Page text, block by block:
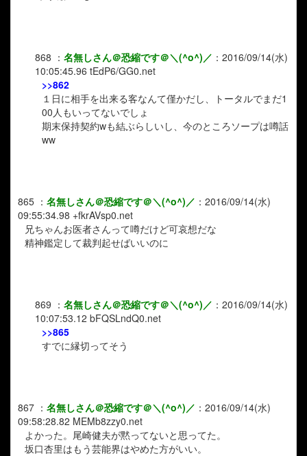
868 ： 名無しさん＠恐縮です＠＼(^o^)／ ： 2016/09/14(水)
10:05:45.96 tEdP6/GG0.net
>>862
１日に相手を出来る客なんて僅かだし、トータルでまだ1
00人もいってないでしょ
期末保持契約wも結ぶらしいし、今のところソープは噂話
ww
865 ： 名無しさん＠恐縮です＠＼(^o^)／ ： 2016/09/14(水)
09:55:34.98 +fkrAVsp0.net
兄ちゃんお医者さんって噂だけど可哀想だな
精神鑑定して裁判起せばいいのに
869 ： 名無しさん＠恐縮です＠＼(^o^)／ ： 2016/09/14(水)
10:07:53.12 bFQSLndQ0.net
>>865
すでに縁切ってそう
867 ： 名無しさん＠恐縮です＠＼(^o^)／ ： 2016/09/14(水)
09:58:28.82 MEMb8zzy0.net
よかった。尾崎健夫が黙ってないと思ってた。
坂口杏里はもう芸能界はやめた方がいい。